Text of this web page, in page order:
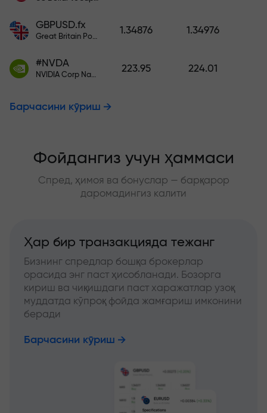
GBPUSD.fx
Great Britain Pound vs US Dollar
1.34876 1.34976
#NVDA
NVIDIA Corp Nasdaq Stock Exchange (Nasdaq) USD
223.95 224.01
Барчасини кўриш
Фойдангиз учун ҳаммаси
Спред, ҳимоя ва бонуслар — барқарор
даромадингиз калити
Ҳар бир транзакцияда тежанг
Бизнинг спредлар бошқа брокерлар
орасида энг паст ҳисобланади. Бозорга
кириш ва чиқишдаги паст харажатлар узоқ
муддатда кўпроқ фойда жамғариш имконини
беради
Барчасини кўриш